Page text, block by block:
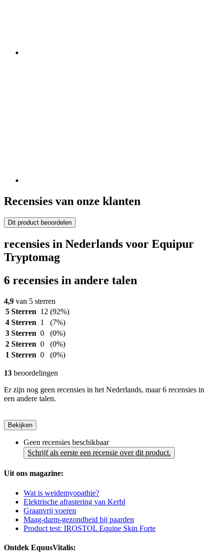
Recensies van onze klanten
Dit product beoordelen
recensies in Nederlands voor Equipur
Tryptomag
6 recensies in andere talen
4,9 van 5 sterren
5 Sterren 12 (92%)
4 Sterren 1
(7%)
3 Sterren 0
(0%)
2 Sterren 0
(0%)
1 Sterren 0 (0%)
13 beoordelingen
Er zijn nog geen recensies in het Nederlands, maar 6 recensies in
een andere talen.
Bekijken
Geen recensies beschikbaar
Schrijf als eerste een recensie over dit product.
Uit ons magazine:
Wat is weidemyopathie?
Elektrische afrastering van Kerbl
Graanvrij voeren
Maag-darm-gezondheid bij paarden
Product test: IROSTOL Equine Skin Forte
Ontdek EquusVitalis: